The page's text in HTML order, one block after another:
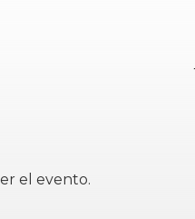
el evento.